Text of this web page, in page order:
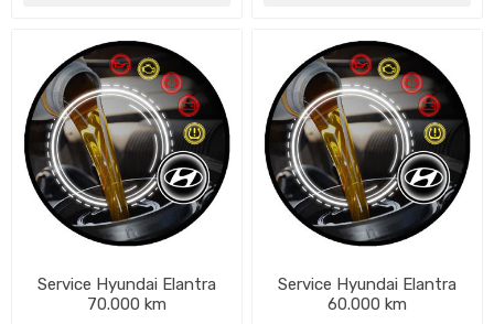
Service Hyundai Elantra
70.000 km
Service Hyundai Elantra
60.000 km